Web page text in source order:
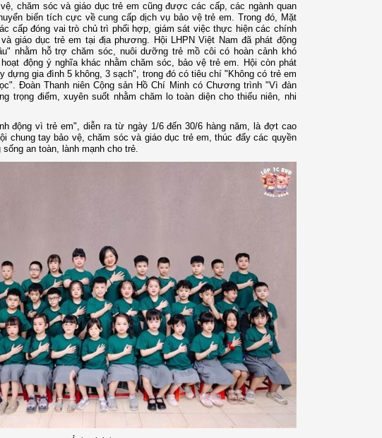
chăm sóc và giáo dục trẻ em cũng được các cấp, các ngành quan
biến tích cực về cung cấp dịch vụ bảo vệ trẻ em. Trong đó, Mặt
cấp đóng vai trò chủ trì phối hợp, giám sát việc thực hiện các chính
giáo dục trẻ em tại địa phương. Hội LHPN Việt Nam đã phát động
nhằm hỗ trợ chăm sóc, nuôi dưỡng trẻ mồ côi có hoàn cảnh khó
động ý nghĩa khác nhằm chăm sóc, bảo vệ trẻ em. Hội còn phát
dựng gia đình 5 không, 3 sạch", trong đó có tiêu chí "Không có trẻ em
Đoàn Thanh niên Cộng sản Hồ Chí Minh có Chương trình "Vì đàn
trọng điểm, xuyên suốt nhằm chăm lo toàn diện cho thiếu niên, nhi
động vì trẻ em", diễn ra từ ngày 1/6 đến 30/6 hàng năm, là đợt cao
chung tay bảo vệ, chăm sóc và giáo dục trẻ em, thúc đẩy các quyền
an toàn, lành mạnh cho trẻ.